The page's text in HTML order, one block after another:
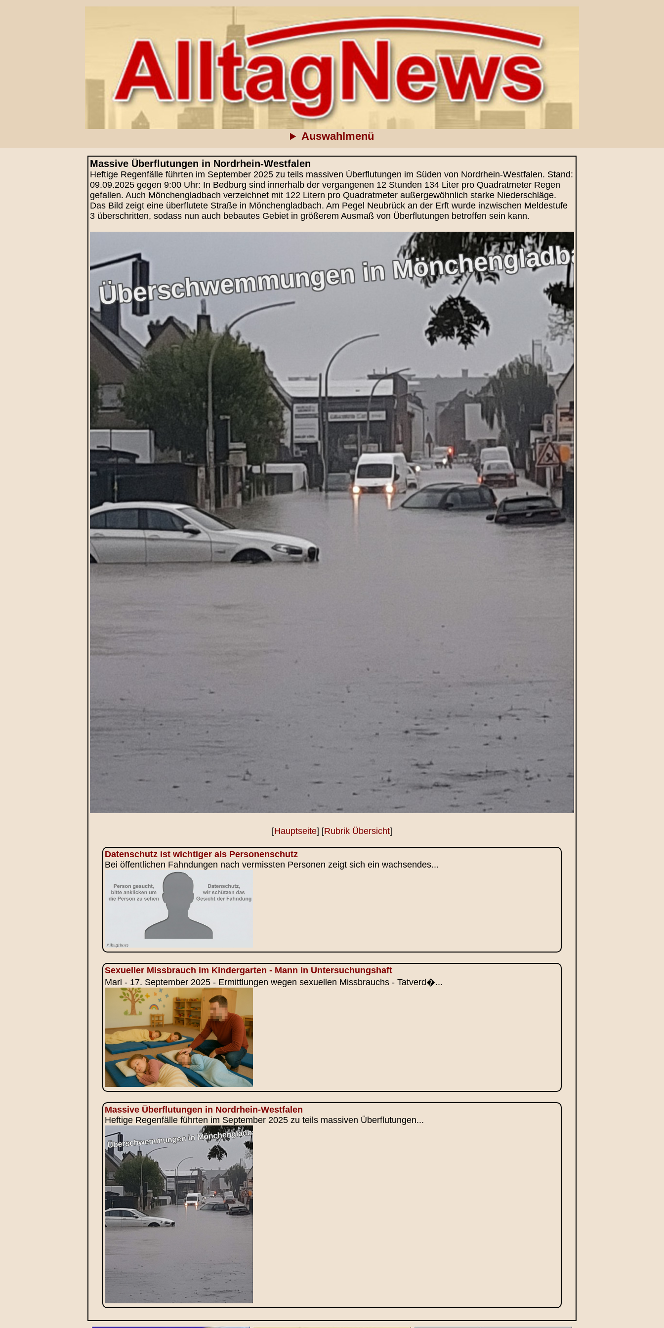
Auswahlmenü
Massive Überflutungen in Nordrhein-Westfalen
Heftige Regenfälle führten im September 2025 zu teils massiven Überflutungen im Süden von Nordrhein-Westfalen. Stand:
09.09.2025 gegen 9:00 Uhr: In Bedburg sind innerhalb der vergangenen 12 Stunden 134 Liter pro Quadratmeter Regen
gefallen. Auch Mönchengladbach verzeichnet mit 122 Litern pro Quadratmeter außergewöhnlich starke Niederschläge.
Das Bild zeigt eine überflutete Straße in Mönchengladbach. Am Pegel Neubrück an der Erft wurde inzwischen Meldestufe
3 überschritten, sodass nun auch bebautes Gebiet in größerem Ausmaß von Überflutungen betroffen sein kann.
[Hauptseite] [Rubrik Übersicht]
Datenschutz ist wichtiger als Personenschutz
Bei öffentlichen Fahndungen nach vermissten Personen zeigt sich ein wachsendes...
Sexueller Missbrauch im Kindergarten - Mann in Untersuchungshaft
Marl - 17. September 2025 - Ermittlungen wegen sexuellen Missbrauchs - Tatverd�...
Massive Überflutungen in Nordrhein-Westfalen
Heftige Regenfälle führten im September 2025 zu teils massiven Überflutungen...